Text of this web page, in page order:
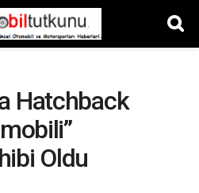
Hatchback
Oldu